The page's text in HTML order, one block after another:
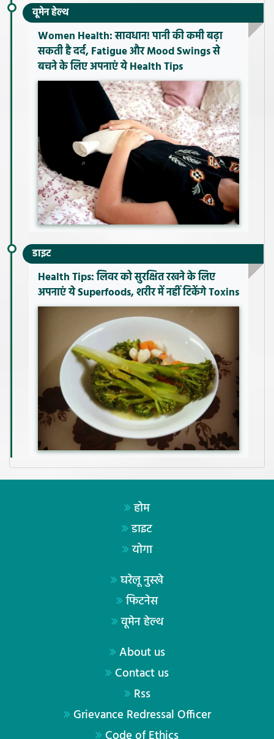
वूमेन हेल्थ
Women Health: सावधान! पानी की कमी बढ़ा
सकती है दर्द, Fatigue और Mood Swings से
बचने के लिए अपनाएं ये Health Tips
डाइट
Health Tips: लिवर को सुरक्षित रखने के लिए
अपनाएं ये Superfoods, शरीर में नहीं टिकेंगे Toxins
होम
डाइट
योगा
घरेलू नुस्खे
फिटनेस
वूमेन हेल्थ
About us
Contact us
Rss
Grievance Redressal Officer